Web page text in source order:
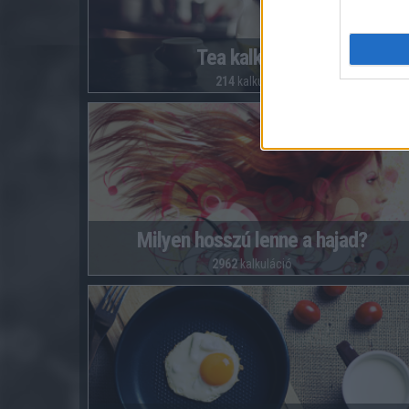
Tea kalkulátor
214kalkuláció
Milyen hosszú lenne a hajad?
2962 kalkuláció